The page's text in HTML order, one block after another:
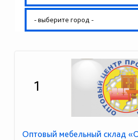
- выберите город -
1
Оптовый мебельный склад